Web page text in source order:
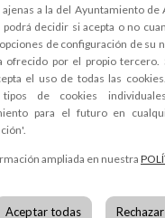
Murcia en las
de tratamiento -
Alhama de Murcia
ajenas a la del Ayuntamiento de
decidir si acepta o no
de configuración de su
ofrecido por el propio tercero.
el uso de todas las
tipos de cookies
para el futuro en
ampliada en nuestra
Aceptar todas